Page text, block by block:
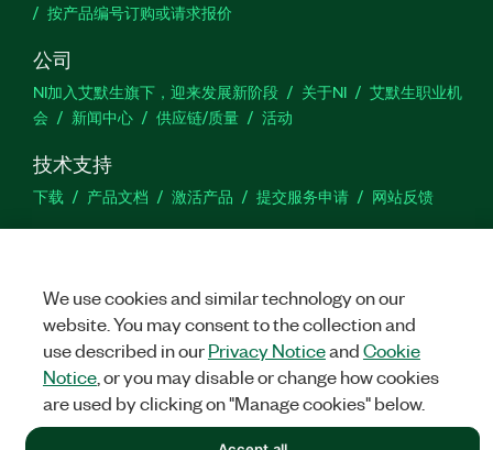
按产品编号订购或请求报价
公司
NI加入艾默生旗下，迎来发展新阶段 关于NI
艾默生职业机
会
新闻中心 供应链/质量 活动
技术支持
下载 产品文档 激活产品 提交服务申请 网站反馈
法律信息|IMPRINT|中国特定隐私声明|隐私声明 |Manage
cookies
©NATIONAL INSTRUMENTS CORP. 恩艾 (中国) 仪器有限公司 版权所
有.沪ICP备09002359号. 沪公网安备 31011502018878号
We use cookies and similar technology on our
website. You may consent to the collection and
use described in ourPrivacy NoticeandCookie
Notice, or you may disable or change how cookies
are used by clicking on "Manage cookies" below.